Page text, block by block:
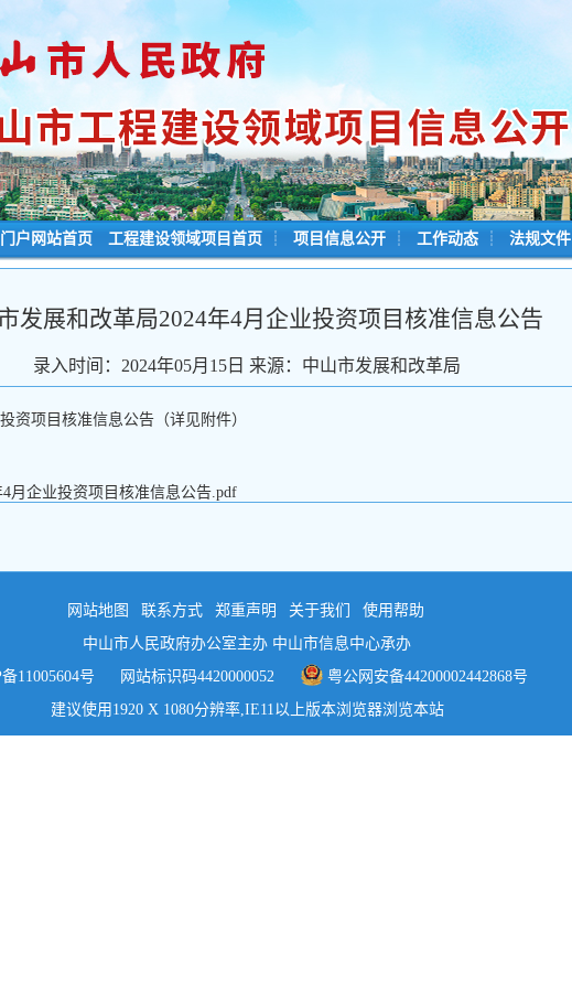
户网站首页 工程建设领域项目首页 ┊ 项目信息公开 ┊ 工作动态 ┊ 法规文件
发展和改革局2024年4月企业投资项目核准信息公告
录入时间：2024年05月15日 来源：中山市发展和改革局
资项目核准信息公告（详见附件）
月企业投资项目核准信息公告.pdf
网站地图 联系方式 郑重声明 关于我们
使用帮助
中山市人民政府办公室主办 中山市信息中心承办
11005604号
网站标识码4420000052
粤公网安备44200002442868号
建议使用1920 X 1080分辨率,IE11以上版本浏览器浏览本站